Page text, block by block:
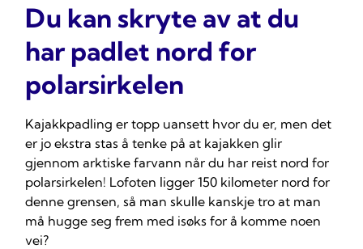
Du kan skryte av at du
har padlet nord for
polarsirkelen
Kajakkpadling er topp uansett hvor du er, men det
er jo ekstra stas å tenke på at kajakken glir
gjennom arktiske farvann når du har reist nord for
polarsirkelen! Lofoten ligger 150 kilometer nord for
denne grensen, så man skulle kanskje tro at man
må hugge seg frem med isøks for å komme noen
vei?